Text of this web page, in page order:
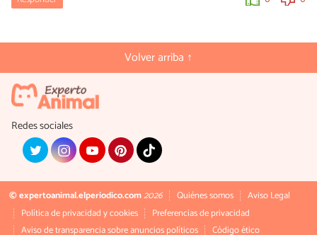
Volver arriba ↑
Redes sociales
© expertoanimal.elperiodico.com2026 Quiénes somos
Aviso Legal
Política de privacidad y cookies
Preferencias de privacidad
Aviso de transparencia sobre anuncios políticos
Código ético